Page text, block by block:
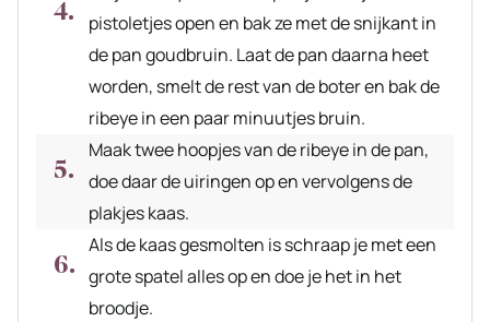
pistoletjes open en bak ze met de snijkant in
de pan goudbruin. Laat de pan daarna heet
worden, smelt de rest van de boter en bak de
ribeye in een paar minuutjes bruin.
Maak twee hoopjes van de ribeye in de pan,
doe daar de uiringen op en vervolgens de
plakjes kaas.
Als de kaas gesmolten is schraap je met een
grote spatel alles op en doe je het in het
broodje.